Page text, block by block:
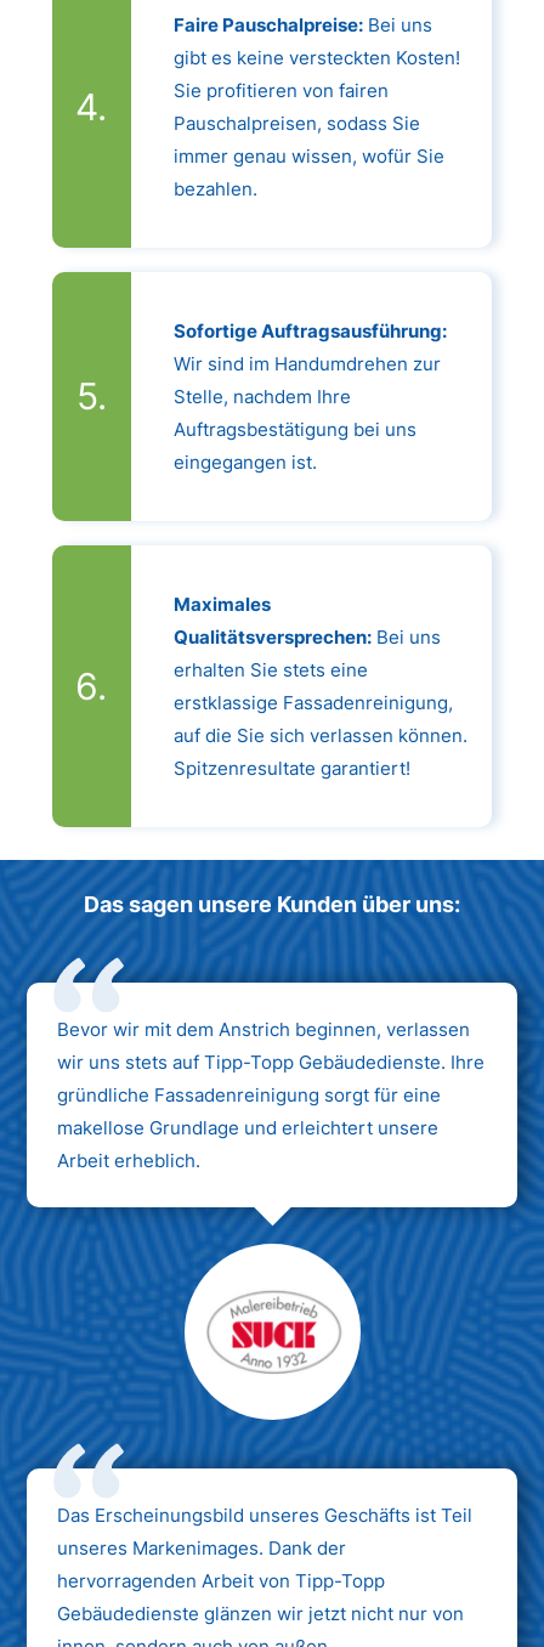
Faire Pauschalpreise:Bei uns
gibt es keine versteckten Kosten!
Sie profitieren von fairen
Pauschalpreisen, sodass Sie
immer genau wissen, wofür Sie
bezahlen.
Sofortige Auftragsausführung:
Wir sind im Handumdrehen zur
Stelle, nachdem Ihre
Auftragsbestätigung bei uns
eingegangen ist.
Maximales
Qualitätsversprechen:Bei uns
erhalten Sie stets eine
erstklassige Fassadenreinigung,
auf die Sie sich verlassen können.
Spitzenresultate garantiert!
Das sagen unsere Kunden über uns:
Bevor wir mit dem Anstrich beginnen, verlassen
wir uns stets auf Tipp-Topp Gebäudedienste. Ihre
gründliche Fassadenreinigung sorgt für eine
makellose Grundlage und erleichtert unsere
Arbeit erheblich.
Das Erscheinungsbild unseres Geschäfts ist Teil
unseres Markenimages. Dank der
hervorragenden Arbeit von Tipp-Topp
Gebäudedienste glänzen wir jetzt nicht nur von